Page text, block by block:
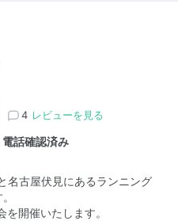
4 レビューを見る
電話確認済み
名古屋伏見にあるランニング
開催いたします。